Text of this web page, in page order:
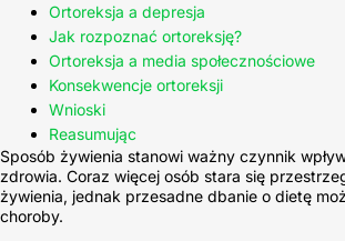
Ortoreksja a depresja
Jak rozpoznać ortoreksję?
Ortoreksja a media społecznościowe
Konsekwencje ortoreksji
Wnioski
Reasumując
Sposób żywienia stanowi ważny czynnik
zdrowia. Coraz więcej osób stara się
żywienia, jednak przesadne dbanie o dietę
choroby.